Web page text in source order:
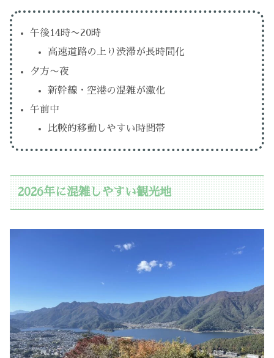
午後14時〜20時
高速道路の上り渋滞が長時間化
夕方〜夜
新幹線・空港の混雑が激化
午前中
比較的移動しやすい時間帯
2026年に混雑しやすい観光地